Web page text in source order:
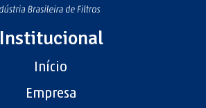
Institucional
Início
Empresa